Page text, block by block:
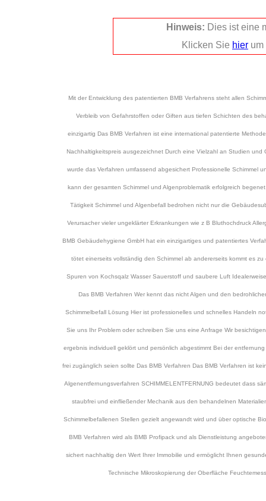
Mit der Entwicklung des patentierten BMB Verfahrens steht allen
Verbleib von Gefahrstoffen oder Giften aus tiefen Schichten des
einzigartig Das BMB Verfahren ist eine international patentierte
Nachhaltigkeitspreis ausgezeichnet Durch eine Vielzahl an Studien
wurde das Verfahren umfassend abgesichert Professionelle Schimmel
kann der gesamten Schimmel und Algenproblematik erfolgreich
Tätigkeit Schimmel und Algenbefall bedrohen nicht nur die
Verursacher vieler ungeklärter Erkrankungen wie z B Bluthochdruck
BMB Gebäudehygiene GmbH hat ein einzigartiges und patentiertes
tötet einerseits vollständig den Schimmel ab andererseits kommt es
Spuren von Kochsqalz Wasser Sauerstoff und saubere Luft
Das BMB Verfahren Wer kennt das nicht Algen und den
Schimmelbefall Lösung Hier ist professionelles und schnelles Handeln
Sie uns Ihr Problem oder schreiben Sie uns eine Anfrage Wir
ergebnis individuell geklört und persönlich abgestimmt Bei der
frei zugänglich seien sollte Das BMB Verfahren Das BMB Verfahren ist
Algenentfernungsverfahren SCHIMMELENTFERNUNG bedeutet dass
staubfrei und einfließender Mechanik aus den behandelnen
Schimmelbefallenen Stellen gezielt angewandt wird und über optische
BMB Verfahren wird als BMB Profipack und als Dienstleistung
sichert nachhaltig den Wert Ihrer Immobilie und ermöglicht Ihnen
Technische Mikroskopierung der Oberfläche
Hinweis: Dies ist eine
Klicken Sie hier um